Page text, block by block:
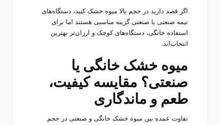
اگر قصد دارید در حجم بالا میوه خشک کنید، دستگاه‌های
نیمه صنعتی یا صنعتی گزینه مناسبی هستند اما برای
استفاده خانگی، دستگاه‌های کوچک و ارزان‌تر بهترین
انتخاب‌اند.
میوه خشک خانگی یا
صنعتی؟ مقایسه کیفیت،
طعم و ماندگاری
تفاوت عمده بین میوه خشک خانگی و صنعتی در حجم